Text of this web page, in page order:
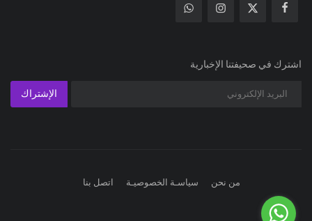
اشترك في صحيفتنا الإخبارية
الإشتراك
من نحن سياسـة الخصوصيـة اتصل بنا